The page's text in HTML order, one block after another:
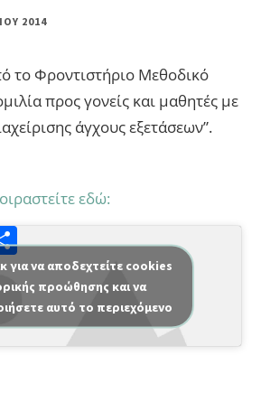
2014
το Φροντιστήριο Μεθοδικό
προς γονείς και μαθητές με
άγχους εξετάσεων”.
εδώ:
Μ
οι
ρ
α
σ
για να αποδεχτείτε cookies
προώθησης και να
αυτό το περιεχόμενο